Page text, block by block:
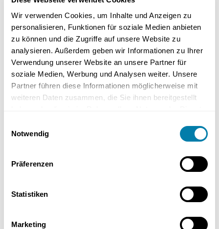
Wir verwenden Cookies, um Inhalte und Anzeigen zu
personalisieren, Funktionen für soziale Medien anbieten
zu können und die Zugriffe auf unsere Website zu
analysieren. Außerdem geben wir Informationen zu Ihrer
Verwendung unserer Website an unsere Partner für
soziale Medien, Werbung und Analysen weiter. Unsere
Partner führen diese Informationen möglicherweise mit
weiteren Daten zusammen, die Sie ihnen bereitgestellt
Notwendig
Präferenzen
Statistiken
Marketing
hydraulischen Abgleich
Es gibt verschiedene Fördermöglichkeiten für den hydraulischen
Abgleich, die Hausbesitzern helfen können, die Kosten zu decken.
Die Bundesförderung für effiziente Gebäude (BEG) und das
Bundesamt für Wirtschaft und Ausfuhrkontrolle (BAFA) bieten
Zuschüsse und Förderprogramme an.
Die Fördergelder können bis zu 20 % der Kosten betragen, sofern
Sanierungsfahrplans ist. Zusätzlich bietet die KfW Kredite zur
Förderung des hydraulischen Abgleichs im Rahmen von
Heizungsanlage mindestens zwei Jahre alt sein muss und eine
Einzelrechnung vorgelegt werden muss, um die Förderung zu
verschiedenen Heizsystemen